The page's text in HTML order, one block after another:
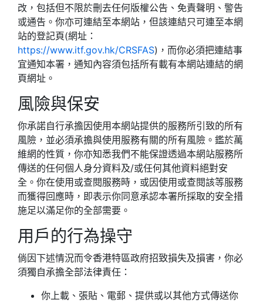
改，包括但不限於刪去任何版權公告、免責聲明、警告
或通告。你亦可連結至本網站，但該連結只可連至本網
站的登記頁(網址：
https://www.itf.gov.hk/CRSFAS)，而你必須把連結事
宜通知本署，通知內容須包括所有載有本網站連結的網
頁網址。
風險與保安
你承諾自行承擔因使用本網站提供的服務所引致的所有
風險，並必須承擔與使用服務有關的所有風險。鑑於萬
維網的性質，你亦知悉我們不能保證透過本網站服務所
傳送的任何個人身分資料及/或任何其他資料絕對安
全。你在使用或查閱服務時，或因使用或查閱該等服務
而獲得回應時，即表示你同意承認本署所採取的安全措
施足以滿足你的全部需要。
用戶的行為操守
倘因下述情況而令香港特區政府招致損失及損害，你必
須獨自承擔全部法律責任：
你上載、張貼、電郵、提供或以其他方式傳送你